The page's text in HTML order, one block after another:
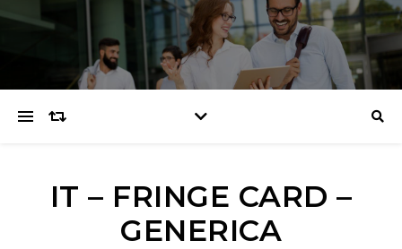
IT – FRINGE CARD –
GENERICA